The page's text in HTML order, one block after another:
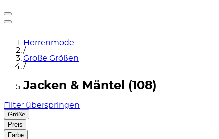
Herrenmode
/
Große Größen
/
Jacken & Mäntel (108)
Filter überspringen
Größe
Preis
Farbe